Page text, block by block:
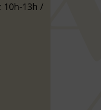
10h-13h /